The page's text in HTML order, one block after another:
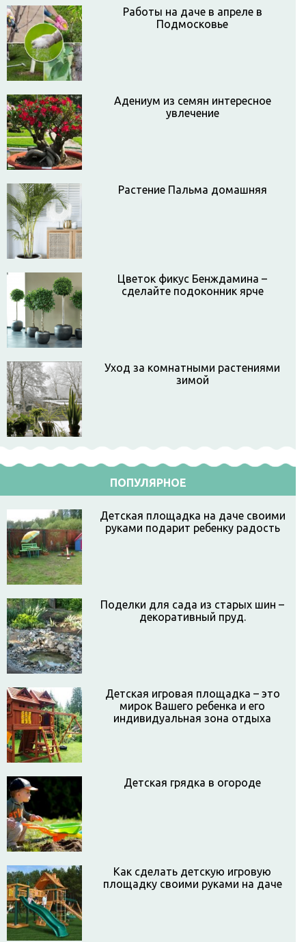
Работы на даче в апреле в
Подмосковье
Адениум из семян интересное
увлечение
Растение Пальма домашняя
Цветок фикус Бенждамина –
сделайте подоконник ярче
Уход за комнатными растениями
зимой
ПОПУЛЯРНОЕ
Детская площадка на даче своими
руками подарит ребенку радость
Поделки для сада из старых шин –
декоративный пруд.
Детская игровая площадка – это
мирок Вашего ребенка и его
индивидуальная зона отдыха
Детская грядка в огороде
Как сделать детскую игровую
площадку своими руками на даче